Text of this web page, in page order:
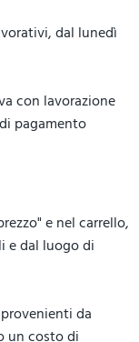
dal lunedì
con lavorazione
pagamento
e nel carrello,
e dal luogo di
da
un costo di